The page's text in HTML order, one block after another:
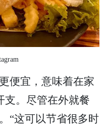
便宜，意味着在家
支。尽管在外就餐
“这可以节省很多时